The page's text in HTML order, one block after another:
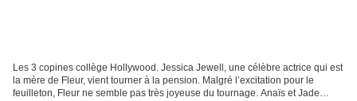
Les 3 copines collège Hollywood. Jessica Jewell, une célèbre actrice qui est
la mère de Fleur, vient tourner à la pension. Malgré l’excitation pour le
feuilleton, Fleur ne semble pas très joyeuse du tournage. Anaïs et Jade